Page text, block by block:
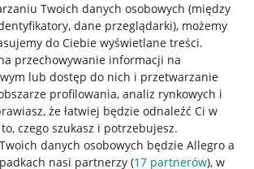
Twoich danych osobowych (między
dane przeglądarki), możemy
do Ciebie wyświetlane treści.
przechowywanie informacji na
lub dostęp do nich i przetwarzanie
profilowania, analiz rynkowych i
że łatwiej będzie odnaleźć Ci w
czego szukasz i potrzebujesz.
danych osobowych będzie Allegro a
nasi partnerzy (17 partnerów), w